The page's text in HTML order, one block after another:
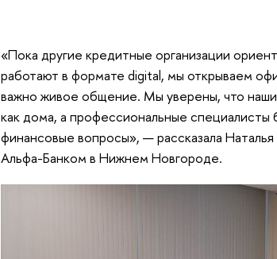
«Пока другие кредитные организации
работают в формате digital, мы открываем
важно живое общение. Мы уверены, что наши
как дома, а профессиональные
финансовые вопросы», — рассказала
Альфа-Банком в Нижнем Новгороде.